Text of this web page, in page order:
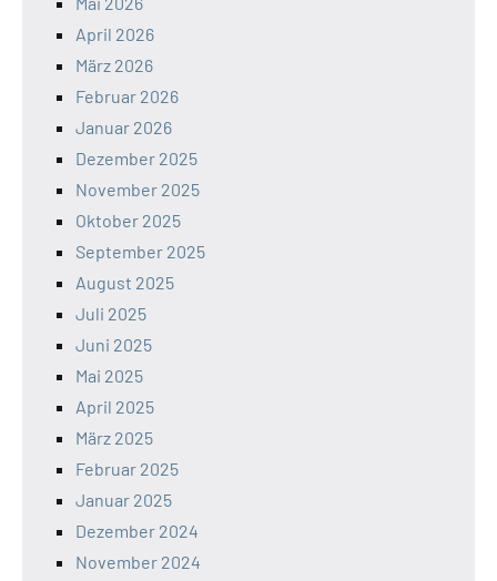
April 2026
März 2026
Februar 2026
Januar 2026
Dezember 2025
November 2025
Oktober 2025
September 2025
August 2025
Juli 2025
Juni 2025
Mai 2025
April 2025
März 2025
Februar 2025
Januar 2025
Dezember 2024
November 2024